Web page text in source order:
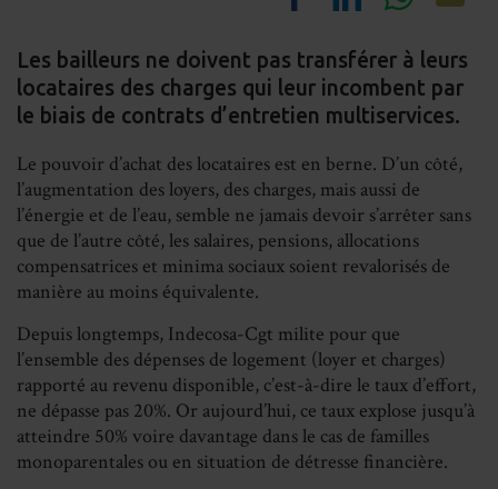
on
Facebook
on
LinkedIn
on on
Les bailleurs ne doivent pas transférer à leurs
locataires des charges qui leur incombent par
le biais de contrats d’entretien multiservices.
Le pouvoir d’achat des locataires est en berne. D’un côté,
l’augmentation des loyers, des charges, mais aussi de
l’énergie et de l’eau, semble ne jamais devoir s’arrêter sans
que de l’autre côté, les salaires, pensions, allocations
compensatrices et minima sociaux soient revalorisés de
manière au moins équivalente.
Depuis longtemps, Indecosa-Cgt milite pour que
l’ensemble des dépenses de logement (loyer et charges)
rapporté au revenu disponible, c’est-à-dire le taux d’effort,
ne dépasse pas 20%. Or aujourd’hui, ce taux explose jusqu’à
atteindre 50% voire davantage dans le cas de familles
monoparentales ou en situation de détresse financière.